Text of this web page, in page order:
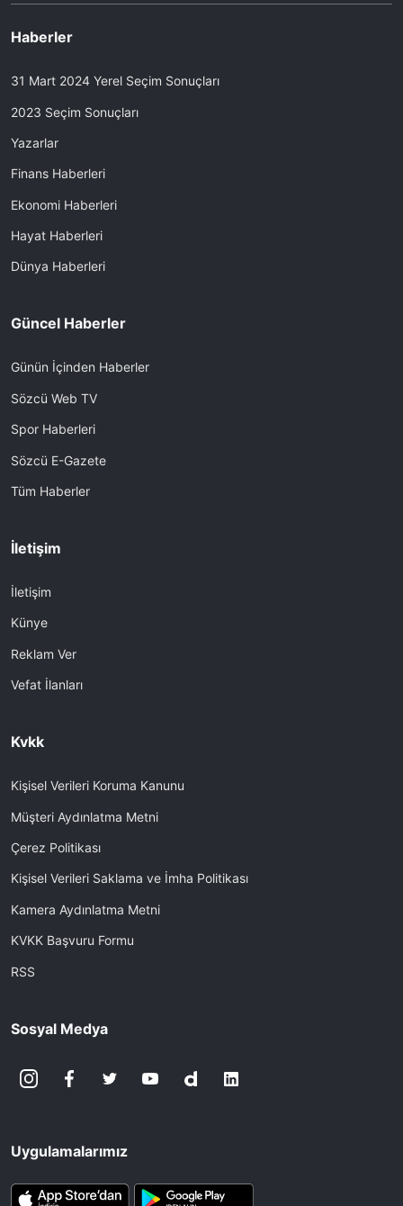
Haberler
31 Mart 2024 Yerel Seçim Sonuçları
2023 Seçim Sonuçları
Yazarlar
Finans Haberleri
Ekonomi Haberleri
Hayat Haberleri
Dünya Haberleri
Güncel Haberler
Günün İçinden Haberler
Sözcü Web TV
Spor Haberleri
Sözcü E-Gazete
Tüm Haberler
İletişim
İletişim
Künye
Reklam Ver
Vefat İlanları
Kvkk
Kişisel Verileri Koruma Kanunu
Müşteri Aydınlatma Metni
Çerez Politikası
Kişisel Verileri Saklama ve İmha Politikası
Kamera Aydınlatma Metni
KVKK Başvuru Formu
RSS
Sosyal Medya
Uygulamalarımız